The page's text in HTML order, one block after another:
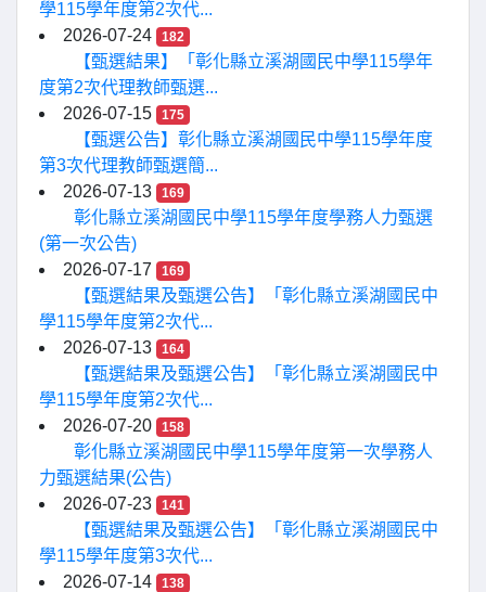
學115學年度第2次代...
2026-07-24
182
【甄選結果】「彰化縣立溪湖國民中學115學年
度第2次代理教師甄選...
2026-07-15
175
【甄選公告】彰化縣立溪湖國民中學115學年度
第3次代理教師甄選簡...
2026-07-13
169
彰化縣立溪湖國民中學115學年度學務人力甄選
(第一次公告)
2026-07-17
169
【甄選結果及甄選公告】「彰化縣立溪湖國民中
學115學年度第2次代...
2026-07-13
164
【甄選結果及甄選公告】「彰化縣立溪湖國民中
學115學年度第2次代...
2026-07-20
158
彰化縣立溪湖國民中學115學年度第一次學務人
力甄選結果(公告)
2026-07-23
141
【甄選結果及甄選公告】「彰化縣立溪湖國民中
學115學年度第3次代...
2026-07-14
138